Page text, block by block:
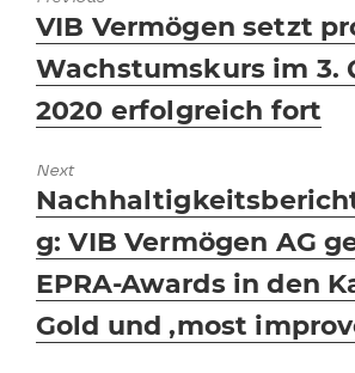
Previous
post:
VIB Vermögen setzt
Wachstumskurs im 3.
2020 erfolgreich fort
Next
Next
post:
g: VIB Vermögen AG
EPRA-Awards in den
Gold und ‚most